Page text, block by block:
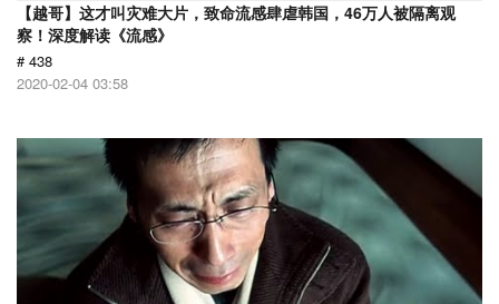
【越哥】这才叫灾难大片，致命流感肆虐韩国，46万人被隔离观
察！深度解读《流感》
# 438
2020-02-04 03:58